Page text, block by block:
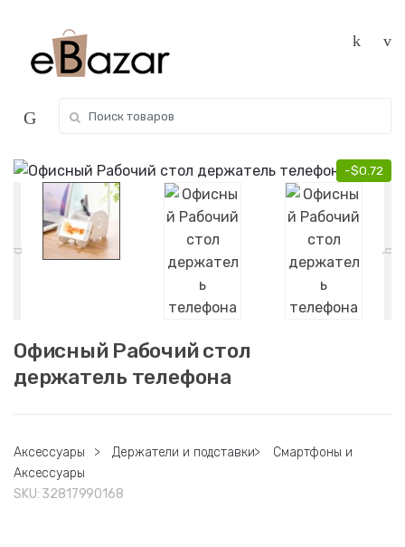
navigation
content
for:
-$0.72
Офисный Рабочий стол
держатель телефона
Аксессуары > Держатели и подставки>
Смартфоны и
Аксессуары
SKU: 32817990168